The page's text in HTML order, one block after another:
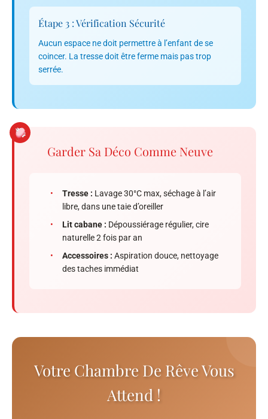
Étape 3 : Vérification Sécurité
Aucun espace ne doit permettre à l’enfant de se
coincer. La tresse doit être ferme mais pas trop
serrée.
Garder Sa Déco Comme Neuve
• Tresse : Lavage 30°C max, séchage à l’air
libre, dans une taie d’oreiller
•
Lit cabane : Dépoussiérage régulier, cire
naturelle 2 fois par an
•
Accessoires : Aspiration douce, nettoyage
des taches immédiat
Votre Chambre De Rêve Vous
Attend !